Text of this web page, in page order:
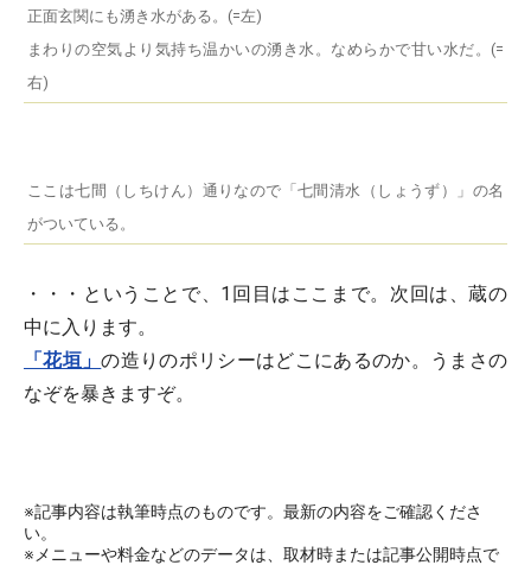
正面玄関にも湧き水がある。(=左)
まわりの空気より気持ち温かいの湧き水。なめらかで甘い水だ。(=
右)
ここは七間（しちけん）通りなので「七間清水（しょうず）」の名
がついている。
・・・ということで、1回目はここまで。次回は、蔵の
中に入ります。
「花垣」の造りのポリシーはどこにあるのか。うまさの
なぞを暴きますぞ。
※記事内容は執筆時点のものです。最新の内容をご確認くださ
い。
※メニューや料金などのデータは、取材時または記事公開時点で